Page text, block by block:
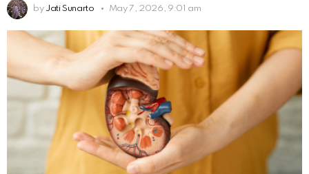
by Jati Sunarto May 7, 2026, 9:01 am